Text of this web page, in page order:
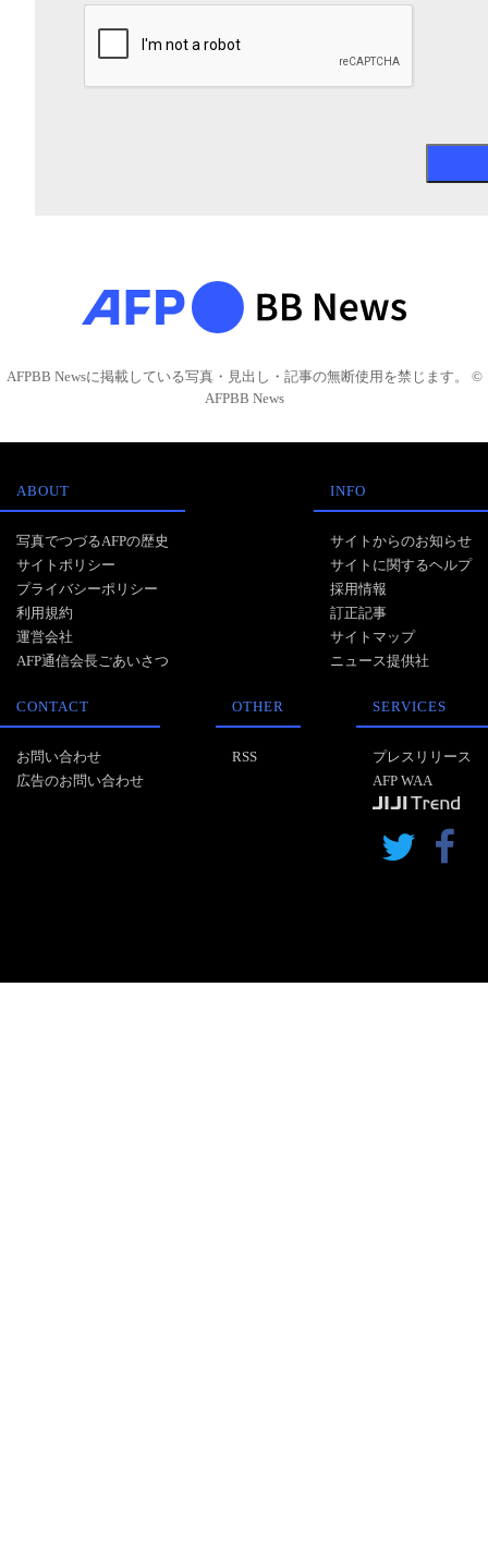
AFPBB Newsに掲載している写真・見出し・記事の無断使用を禁じます。 ©
AFPBB News
ABOUT
写真でつづるAFPの歴史
サイトポリシー
プライバシーポリシー
利用規約
運営会社
AFP通信会長ごあいさつ
INFO
サイトからのお知らせ
サイトに関するヘルプ
採用情報
訂正記事
サイトマップ
ニュース提供社
CONTACT
お問い合わせ
広告のお問い合わせ
OTHER
RSS
SERVICES
プレスリリース
AFP WAA